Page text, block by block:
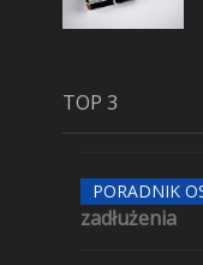
TOP 3
PORADNIK
zadłużenia